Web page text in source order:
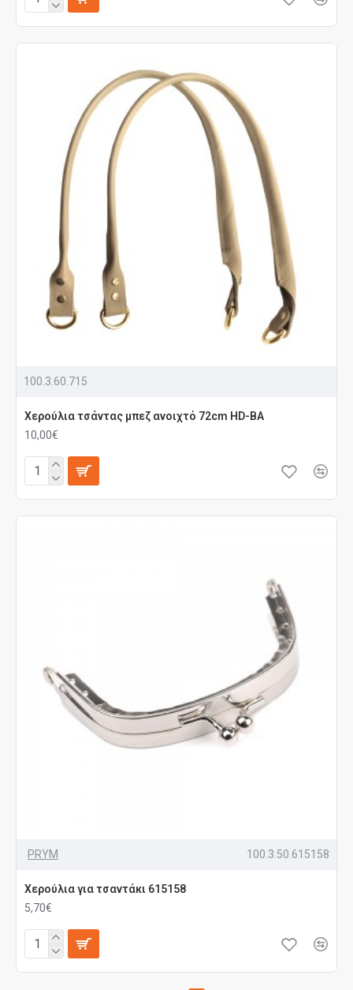
100.3.60.715
Χερούλια τσάντας μπεζ ανοιχτό 72cm HD-BA
10,00€
PRYM 100.3.50.615158
Χερούλια για τσαντάκι 615158
5,70€